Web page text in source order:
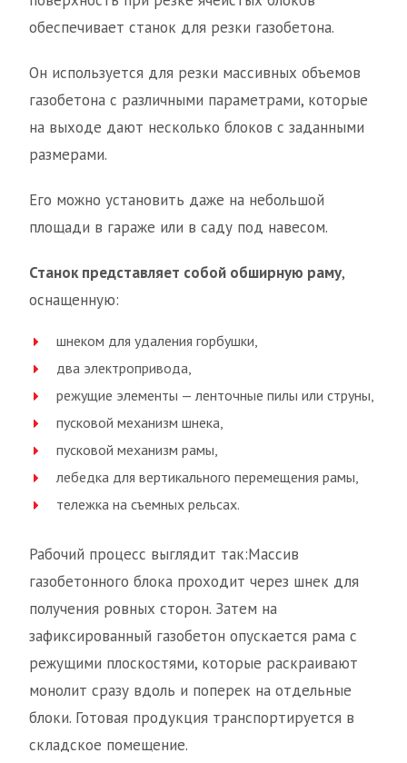
обеспечивает станок для резки газобетона.
Он используется для резки массивных объемов
газобетона с различными параметрами, которые
на выходе дают несколько блоков с заданными
размерами.
Его можно установить даже на небольшой
площади в гараже или в саду под навесом.
Станок представляет собой обширную раму,
оснащенную:
шнеком для удаления горбушки,
два электропривода,
режущие элементы — ленточные пилы или струны,
пусковой механизм шнека,
пусковой механизм рамы,
лебедка для вертикального перемещения рамы,
тележка на съемных рельсах.
Рабочий процесс выглядит так:Массив
газобетонного блока проходит через шнек для
получения ровных сторон. Затем на
зафиксированный газобетон опускается рама с
режущими плоскостями, которые раскраивают
монолит сразу вдоль и поперек на отдельные
блоки. Готовая продукция транспортируется в
складское помещение.